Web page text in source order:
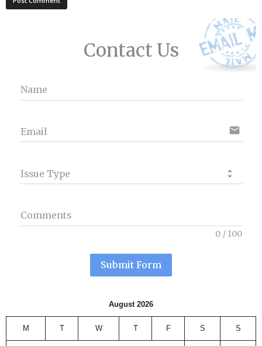
Contact Us
Name
Email email
Issue Type
Comments
0 / 100
Submit Form
August 2026
M T W T F S S